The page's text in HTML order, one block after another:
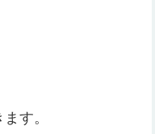
す。